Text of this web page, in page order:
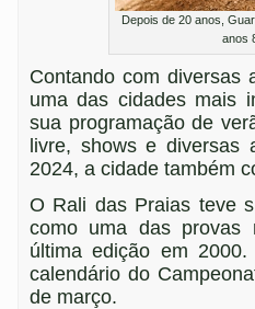
Depois de 20 anos,
anos
Contando com diversas
uma das cidades mais
sua programação de
livre, shows e diversas
2024, a cidade também
O Rali das Praias teve
como uma das provas
última edição em
calendário do
de março.